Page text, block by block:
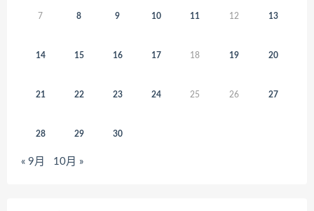
7 8 9 10 11 12 13
14 15 16 17 18 19 20
21 22 23 24 25 26 27
28 29 30
« 9月 10月 »